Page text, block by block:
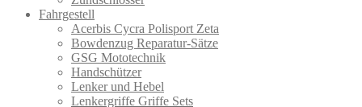
Fahrgestell
Acerbis Cycra Polisport Zeta
Bowdenzug Reparatur-Sätze
GSG Mototechnik
Handschützer
Lenker und Hebel
Lenkergriffe Griffe Sets